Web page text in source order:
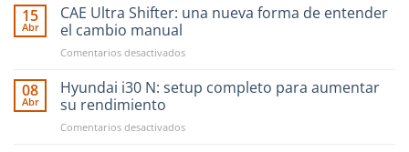
financiar
en
Motorsport
fácil
15
Abr
CAE Ultra Shifter: una nueva forma de entender
el cambio manual
Comentarios desactivadosen
Ultra
Shifter:
nueva
08
Abr
Hyundai i30 N: setup completo para aumentar
su rendimiento
Comentarios desactivadosen